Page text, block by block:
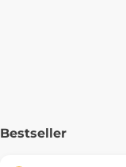
Bestseller